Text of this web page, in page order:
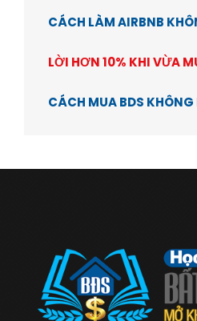
CÁCH LÀM AIRBNB
LỜI HƠN 10% KHI VỪA
CÁCH MUA BDS KHÔNG